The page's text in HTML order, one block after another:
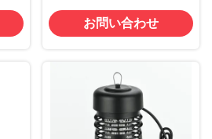
御
ランプ 紫外線 光 昆虫 蚊
虫 蚊 害虫 害虫 害虫対策
お問い合わせ